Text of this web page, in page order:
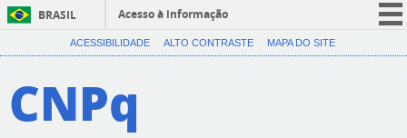
BRASIL
Acesso à informação
CORONAVÍRUS (COVID-19)
ACESSIBILIDADE ALTO CONTRASTE MAPA DO SITE
CNPq